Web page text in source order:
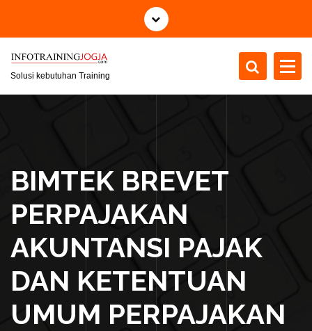
i
Solusi kebutuhan Training
BIMTEK BREVET
PERPAJAKAN
AKUNTANSI PAJAK
DAN KETENTUAN
UMUM PERPAJAKAN